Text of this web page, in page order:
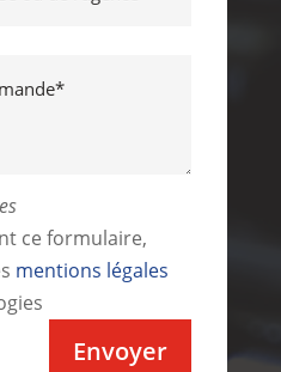
ce formulaire,
mentions légales